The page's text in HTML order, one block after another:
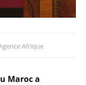
Afrique
Maroc a